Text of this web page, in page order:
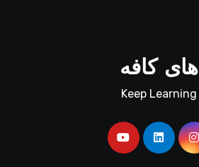
های کافه
Keep Learning